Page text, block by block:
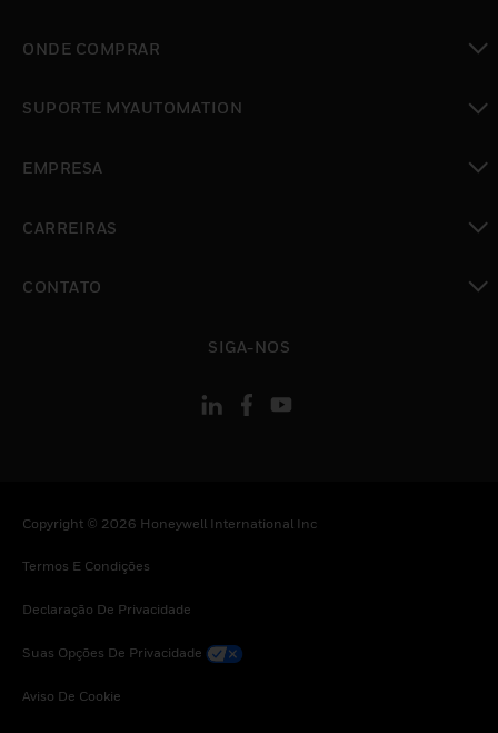
ONDE COMPRAR
SUPORTE MYAUTOMATION
EMPRESA
CARREIRAS
CONTATO
SIGA-NOS
Copyright © 2026 Honeywell International Inc
Termos E Condições
Declaração De Privacidade
Suas Opções De Privacidade
Aviso De Cookie